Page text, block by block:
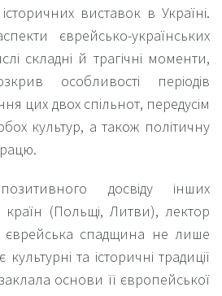
виставок в Україні.
єврейсько-українських
складні й трагічні моменти,
особливості періодів
цих двох спільнот, передусім
культур, а також політичну
досвіду інших
країн (Польщі, Литви), лектор
єврейська спадщина не лише
та історичні традиції
основи її європейської